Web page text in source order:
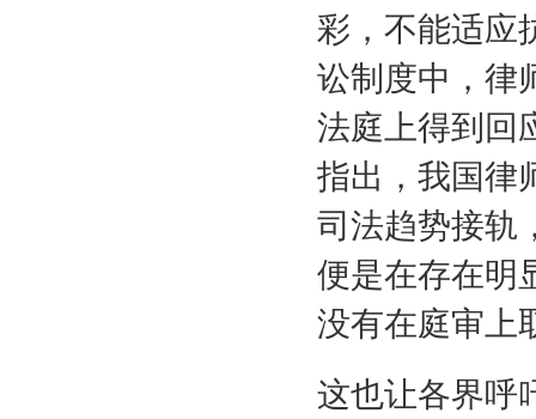
彩，不能适应
讼制度中，律
法庭上得到回
指出，我国律
司法趋势接轨
便是在存在明
没有在庭审上
这也让各界呼